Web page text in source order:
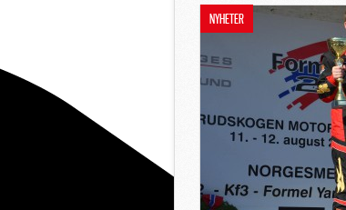
NYHETER